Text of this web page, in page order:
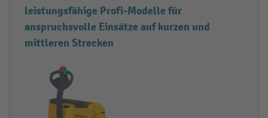
g
e
n
leistungsfähige Profi-Modelle für
anspruchsvolle Einsätze auf kurzen und
mittleren Strecken